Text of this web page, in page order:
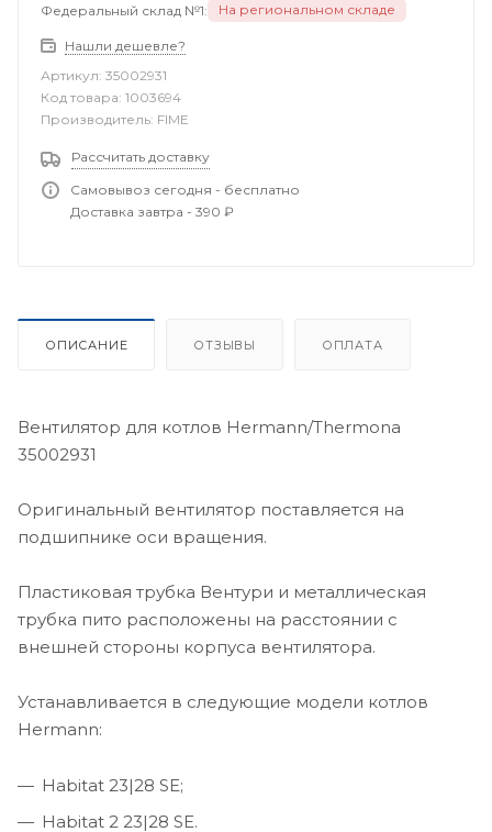
Федеральный склад №1:
На региональном складе
Нашли дешевле?
Артикул: 35002931
Код товара: 1003694
Производитель: FIME
Рассчитать доставку
Самовывоз сегодня - бесплатно
Доставка завтра - 390 ₽
ОПИСАНИЕ ОТЗЫВЫ ОПЛАТА
Вентилятор для котлов Hermann/Thermona
35002931
Оригинальный вентилятор поставляется на
подшипнике оси вращения.
Пластиковая трубка Вентури и металлическая
трубка пито расположены на расстоянии с
внешней стороны корпуса вентилятора.
Устанавливается в следующие модели котлов
Hermann:
Habitat 23|28 SE;
Habitat 2 23|28 SE.